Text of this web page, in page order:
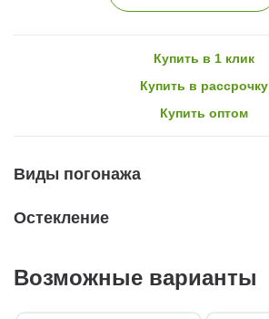
Купить в 1 клик
Купить в рассрочку
Купить оптом
Виды погонажа
Остекление
Возможные варианты